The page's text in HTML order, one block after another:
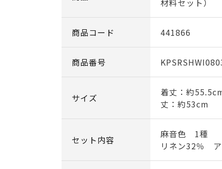
材料セット）
商品コード 441866
商品番号
サイズ
着丈：約
丈：約53cm
セット内容
麻音色 1種
リネン32％ ア